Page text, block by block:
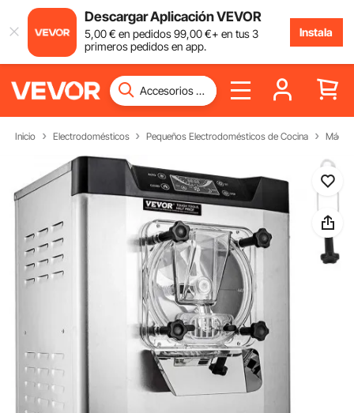
Descargar Aplicación VEVOR
5,00€ en pedidos99,00€+ en tus 3
primeros pedidos en app.
Instala
Inicio Electrodomésticos Pequeños Electrodomésticos de Cocina